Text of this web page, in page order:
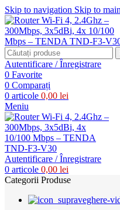
Skip to navigation Skip to
Autentificare / Înregistrare
0 Favorite
0 Comparați
0 articole 0,00 lei
Meniu
Autentificare / Înregistrare
0 articole 0,00 lei
Categorii Produse